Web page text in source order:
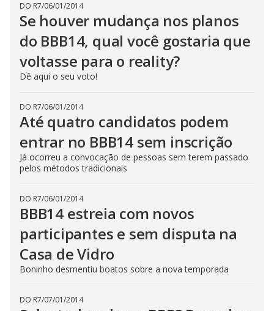
DO R7/06/01/2014
Se houver mudança nos planos
do BBB14, qual você gostaria que
voltasse para o reality?
Dê aqui o seu voto!
DO R7/06/01/2014
Até quatro candidatos podem
entrar no BBB14 sem inscrição
Já ocorreu a convocação de pessoas sem terem passado
pelos métodos tradicionais
DO R7/06/01/2014
BBB14 estreia com novos
participantes e sem disputa na
Casa de Vidro
Boninho desmentiu boatos sobre a nova temporada
DO R7/07/01/2014